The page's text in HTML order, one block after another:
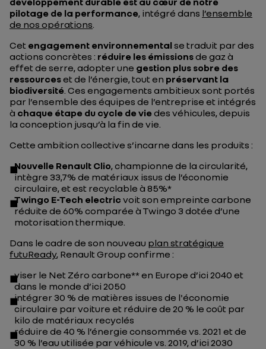
pilotage de la performance, intégré dans l’ensemble
de nos opérations.
Cet engagement environnementalse traduit par des
actions concrètes : réduire les émissionsde gaz à
effet de serre, adopter une gestion plus sobre des
ressourceset de l’énergie, tout en préservant la
biodiversité. Ces engagements ambitieux sont portés
par l’ensemble des équipes de l’entreprise et intégrés
à chaque étape du cycle de vie des véhicules, depuis
la conception jusqu’à la fin de vie.
Cette ambition collective s’incarne dans les produits :
Nouvelle Renault Clio, championne de la circularité,
intègre 33,7% de matériaux issus de l’économie
circulaire, et est recyclable à 85%*
Twingo E-Tech electric voit son empreinte carbone
réduite de 60% comparée à Twingo 3 dotée d’une
motorisation thermique.
Dans le cadre de son nouveau plan stratégique
futuReady, Renault Group confirme :
viser le Net Zéro carbone** en Europe d’ici 2040 et
dans le monde d’ici 2050
intégrer 30 % de matières issues de l'économie
circulaire par voiture et réduire de 20 % le coût par
kilo de matériaux recyclés
réduire de 40 % l’énergie consommée vs. 2021 et de
30 % l’eau utilisée par véhicule vs. 2019, d’ici 2030